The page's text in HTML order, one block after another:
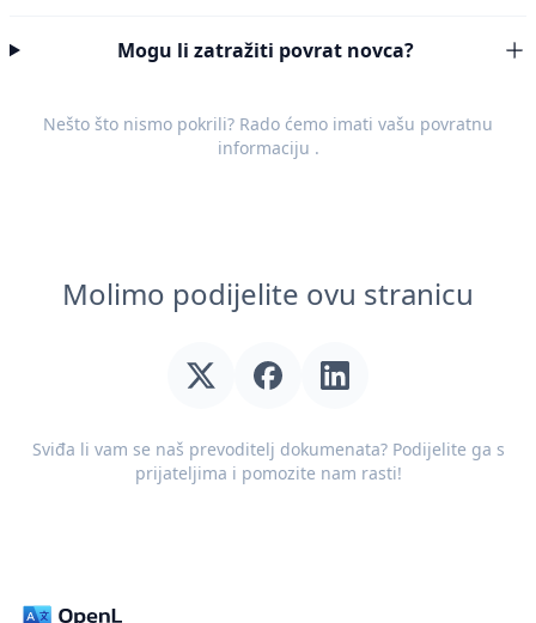
Mogu li zatražiti povrat novca?
Nešto što nismo pokrili? Rado ćemo imati vašu povratnu
informaciju .
Molimo podijelite ovu stranicu
Sviđa li vam se naš prevoditelj dokumenata? Podijelite ga s
prijateljima i pomozite nam rasti!